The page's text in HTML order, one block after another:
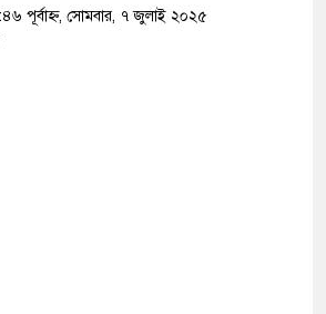
কমিটি
পূর্বাহ্ন, সোমবার, ৭ জুলাই ২০২৫